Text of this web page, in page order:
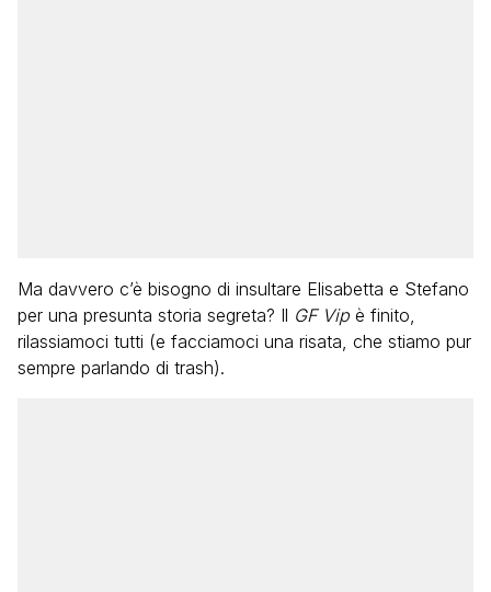
Ma davvero c’è bisogno di insultare Elisabetta e Stefano
per una presunta storia segreta? Il GF Vip è finito,
rilassiamoci tutti (e facciamoci una risata, che stiamo pur
sempre parlando di trash).